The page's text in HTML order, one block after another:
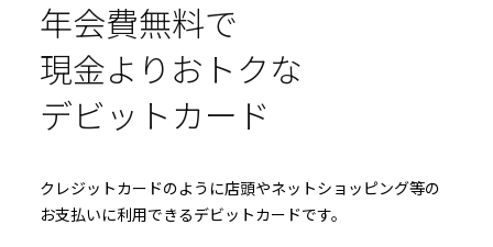
年会費無料で
現金よりおトクな
デビットカード
クレジットカードのように店頭やネットショッピング等の
お支払いに利用できるデビットカードです。